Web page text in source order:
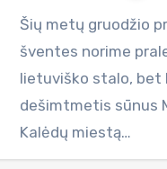
Šių metų gruodžio pradžioje nusprendėme, kad Kalėdų
šventes norime
lietuviško stalo, bet
dešimtmetis sūnus
Kalėdų miestą…